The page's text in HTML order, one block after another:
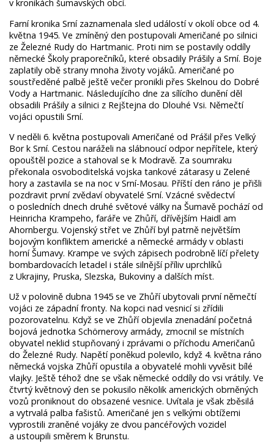
v kronikách šumavských obcí.
Farní kronika Srní zaznamenala sled událostí v okolí obce od 4.
května 1945. Ve zmíněný den postupovali Američané po silnici
ze Železné Rudy do Hartmanic. Proti nim se postavily oddíly
německé Školy praporečníků, které obsadily Prášily a Srní. Boje
zaplatily obě strany mnoha životy vojáků. Američané po
soustředěné palbě ještě večer pronikli přes Skelnou do Dobré
Vody a Hartmanic. Následujícího dne za sílícího dunění děl
obsadili Prášily a silnici z Rejštejna do Dlouhé Vsi. Němečtí
vojáci opustili Srní.
V neděli 6. května postupovali Američané od Prášil přes Velký
Bor k Srní. Cestou naráželi na slábnoucí odpor nepřítele, který
opouštěl pozice a stahoval se k Modravě. Za soumraku
překonala osvoboditelská vojska tankové zátarasy u Zelené
hory a zastavila se na noc v Srní-Mosau. Příští den ráno je přišli
pozdravit první zvědaví obyvatelé Srní. Vzácné svědectví
o posledních dnech druhé světové války na Šumavě pochází od
Heinricha Krampeho, faráře ve Zhůří, dřívějším Haidl am
Ahornbergu. Vojenský střet ve Zhůří byl patrně největším
bojovým konfliktem americké a německé armády v oblasti
horní Šumavy. Krampe ve svých zápisech podrobně líčí přelety
bombardovacích letadel i stále silnější příliv uprchlíků
z Ukrajiny, Pruska, Slezska, Bukoviny a dalších míst.
Už v polovině dubna 1945 se ve Zhůří ubytovali první němečtí
vojáci ze západní fronty. Na kopci nad vesnicí si zřídili
pozorovatelnu. Když se ve Zhůří objevila znenadání početná
bojová jednotka Schörnerovy armády, zmocnil se místních
obyvatel neklid stupňovaný i zprávami o příchodu Američanů
do Železné Rudy. Napětí poněkud polevilo, když 4. května ráno
německá vojska Zhůří opustila a obyvatelé mohli vyvěsit bílé
vlajky. Ještě téhož dne se však německé oddíly do vsi vrátily. Ve
čtvrtý květnový den se pokusilo několik amerických obrněných
vozů proniknout do obsazené vesnice. Uvítala je však zběsilá
a vytrvalá palba fašistů. Američané jen s velkými obtížemi
vyprostili zraněné vojáky ze dvou pancéřových vozidel
a ustoupili směrem k Brunstu.